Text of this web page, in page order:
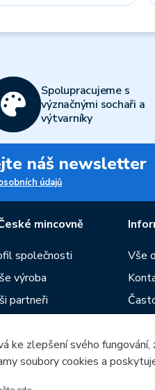
Spolupracujeme s
význačnými sochaři a
výtvarníky
náš newsletter
údajů
mincovně
společnosti
výroba
partneři
Vše
ke zlepšení svého
soubory cookies a